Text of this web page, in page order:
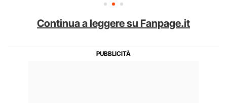
Continua a leggere su Fanpage.it